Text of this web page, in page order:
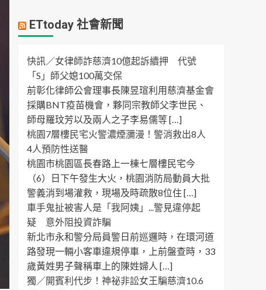
ETtoday 社會新聞
快訊／女律師詐慈濟10億起訴續押 代號
「S」師父媳100萬交保
前彰化律師公會理事長陳昱瑄利用慈濟基金會
採購BNT疫苗機會，夥同宗教師父李世民、
師母羅玟芳以及兩人之子李易儒等 […]
桃園7層樓民宅火警濃煙瀰漫！警消救出8人
4人預防性送醫
桃園市桃園區長春路上一棟七層樓民宅今
（6）日下午發生大火，桃園消防局動員大批
警義消到場灌救，現場及時疏散8位住 […]
車手鬼扯被害人是「我阿姨」...警見違停起
疑 意外阻投資詐騙
新北市永和警分局員警日前巡邏時，在環河道
路發現一輛小客車違規停車，上前盤查時，33
歲黃姓男子聲稱車上的陳姓婦人 […]
獨／開賓利代步！神祕非訟女王騙慈濟10.6